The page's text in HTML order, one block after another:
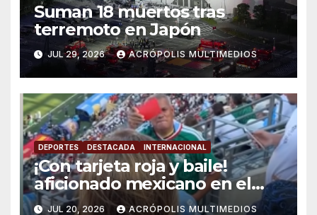
Suman 18 muertos tras
terremoto en Japón
JUL 29, 2026 ACRÓPOLIS MULTIMEDIOS
DEPORTES DESTACADA INTERNACIONAL
¡Con tarjeta roja y baile!
aficionado mexicano en el
mundial 2026 se viraliza
JUL 20, 2026 ACRÓPOLIS MULTIMEDIOS